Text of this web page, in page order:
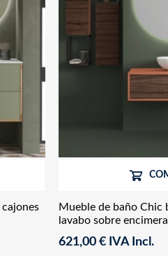
Mueble de baño Chic
lavabo sobre encimera
621,00 € IVA Incl.